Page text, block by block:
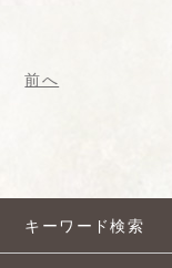
前へ
キーワード検索